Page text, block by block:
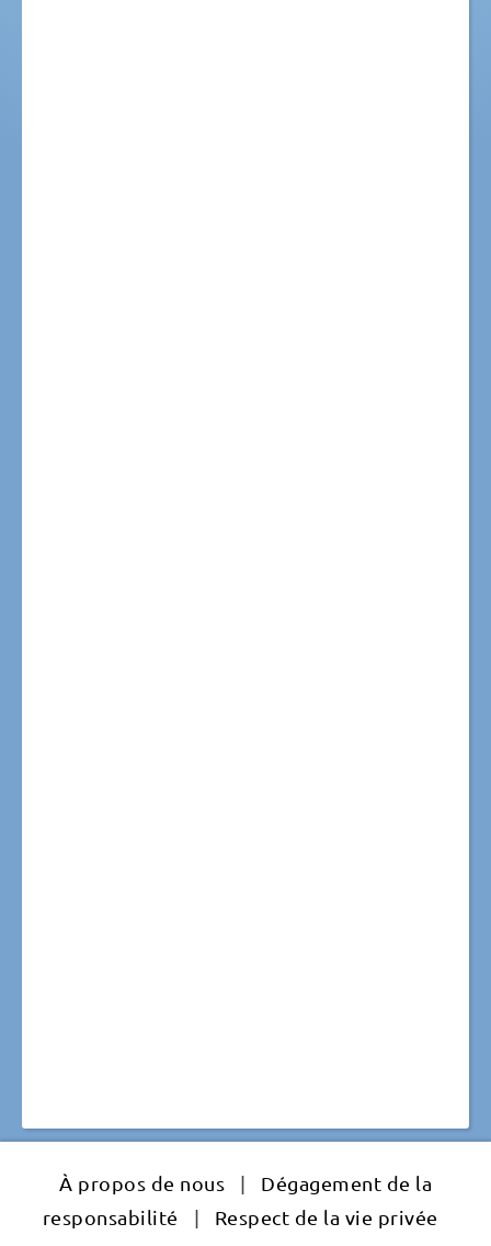
À propos de nous |
Dégagement de la
responsabilité
| Respect de la vie privée